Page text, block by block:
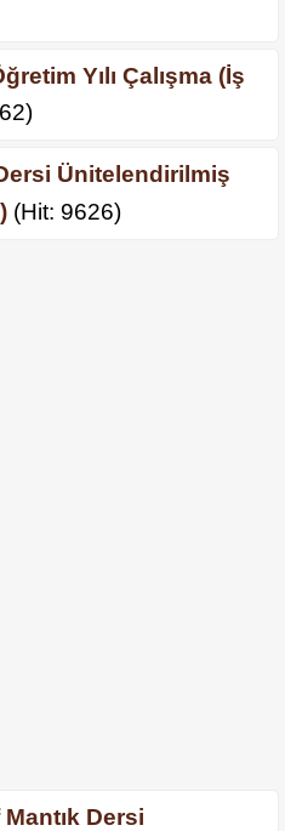
Yılı Çalışma (İş
Ünitelendirilmiş
(Hit: 9626)
Mantık Dersi